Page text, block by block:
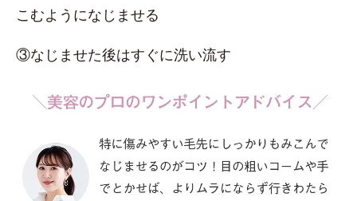
こむようになじませる
③なじませた後はすぐに洗い流す